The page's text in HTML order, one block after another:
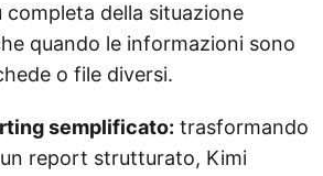
completa della situazione
quando le informazioni sono
o file diversi.
semplificato: trasformando
report strutturato, Kimi